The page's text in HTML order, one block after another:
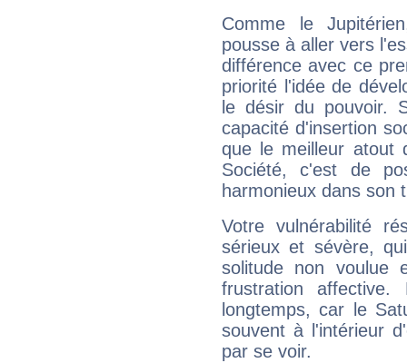
Comme le
pousse à aller vers
différence avec ce
priorité l'idée de
le désir du pouvoir.
capacité d'insertion
que le meilleur atout
Société, c'est de
harmonieux dans son
Votre vulnérabilité
sérieux et sévère,
solitude non voulue
frustration
longtemps, car le
souvent à l'intérieur
par se voir.